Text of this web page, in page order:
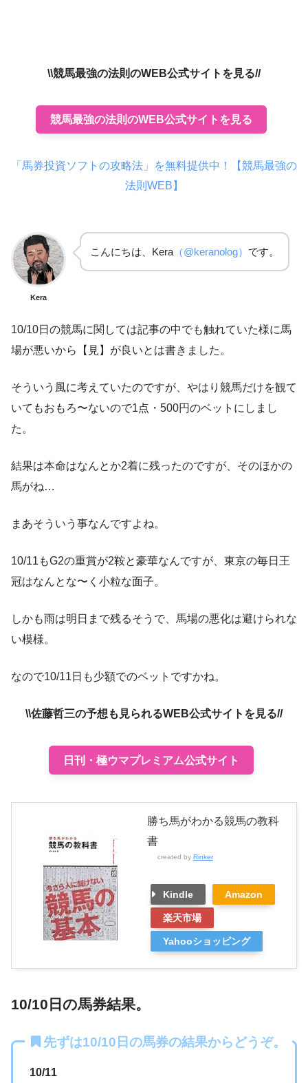
\\競馬最強の法則のWEB公式サイトを見る//
競馬最強の法則のWEB公式サイトを見る
「馬券投資ソフトの攻略法」を無料提供中！【競馬最強の
法則WEB】
Kera
こんにちは、Kera（@keranolog） です。
10/10日の競馬に関しては記事の中でも触れていた様に馬
場が悪いから【見】が良いとは書きました。
そういう風に考えていたのですが、やはり競馬だけを観て
いてもおもろ〜ないので1点・500円のベットにしまし
た。
結果は本命はなんとか2着に残ったのですが、そのほかの
馬がね…
まあそういう事なんですよね。
10/11もG2の重賞が2鞍と豪華なんですが、東京の毎日王
冠はなんとな〜く小粒な面子。
しかも雨は明日まで残るそうで、馬場の悪化は避けられな
い模様。
なので10/11日も少額でのベットですかね。
\\佐藤哲三の予想も見られるWEB公式サイトを見る//
日刊・極ウマプレミアム公式サイト
勝ち馬がわかる競馬の教科
書
created by Rinker
Kindle Amazon
楽天市場
Yahooショッピング
10/10日の馬券結果。
先ずは10/10日の馬券の結果からどうぞ。
10/11